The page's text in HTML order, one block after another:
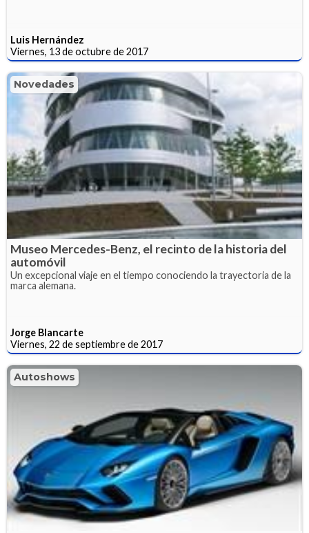
Luis Hernández
Viernes, 13 de octubre de 2017
Novedades
Museo Mercedes-Benz, el recinto de la historia del
automóvil
Un excepcional viaje en el tiempo conociendo la trayectoria de la
marca alemana.
Jorge Blancarte
Viernes, 22 de septiembre de 2017
Autoshows